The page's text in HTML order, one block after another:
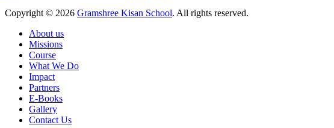
Copyright © 2026 Gramshree Kisan School. All rights reserved.
About us
Missions
Course
What We Do
Impact
Partners
E-Books
Gallery
Contact Us